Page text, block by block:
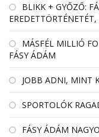
BLIKK + GYŐZŐ:
MÁSFÉL MILLIÓ
FÁSY ÁDÁM
JOBB ADNI, MINT
SPORTOLÓK
FÁSY ÁDÁM